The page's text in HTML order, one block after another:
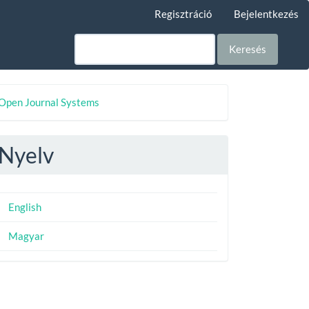
Regisztráció Bejelentkezés
Keresés
Journal Systems
English
Magyar